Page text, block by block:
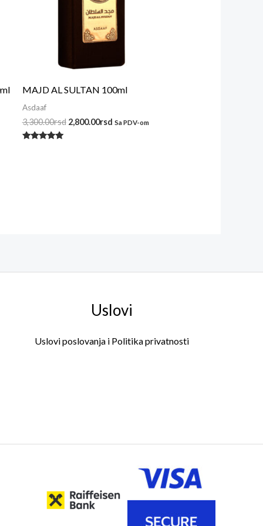
MAJD AL SULTAN 100ml
Asdaaf
3,300.00rsd 2,800.00rsd Sa PDV-om
Uslovi
Uslovi poslovanja i Politika privatnosti